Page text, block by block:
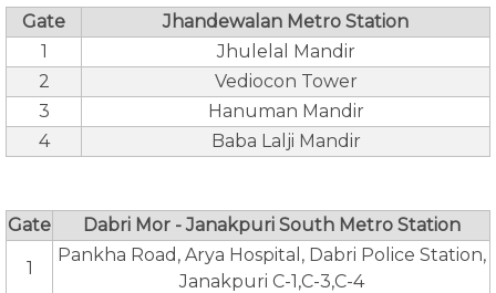
Gate
Jhandewalan Metro Station
1
Jhulelal Mandir
2
Vediocon Tower
3
Hanuman Mandir
4
Baba Lalji Mandir
Gate Dabri Mor - Janakpuri South Metro Station
1
Pankha Road, Arya Hospital, Dabri Police Station,
Janakpuri C-1,C-3,C-4